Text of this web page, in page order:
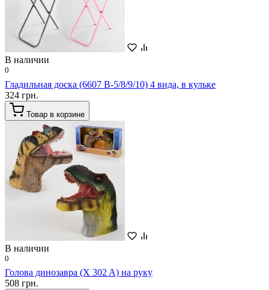
В наличии
0
Гладильная доска (6607 B-5/8/9/10) 4 вида, в кульке
324 грн.
Товар в корзине
В наличии
0
Голова динозавра (X 302 A) на руку
508 грн.